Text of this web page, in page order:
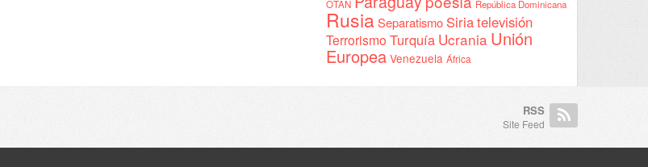
OTAN República Dominicana
RusiaSeparatismo Siriatelevisión
Terrorismo Turquía Ucrania Unión
Europea Venezuela África
RSS
Site Feed